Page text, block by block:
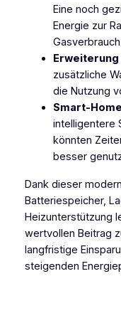
Eine noch
Energie zur
zusätzliche
die Nutzung
Smart-
intelligentere
könnten
besser
Dank dieser
Batteriespeicher,
Heizunterstützung
wertvollen Beitrag
langfristige
steigenden